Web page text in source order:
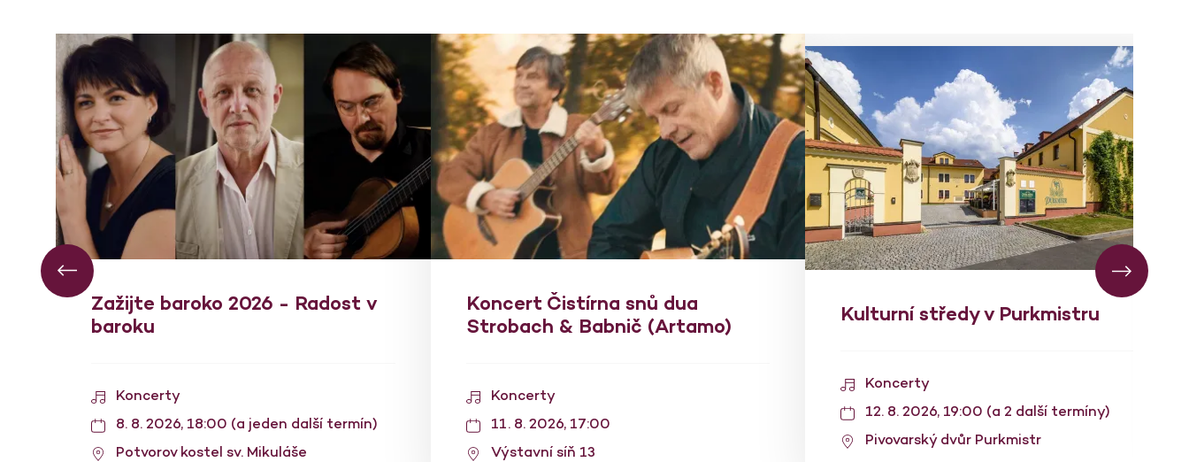
Zažijte baroko 2026 - Radost v
baroku
Koncerty
8. 8. 2026, 18:00 (a jeden další termín)
Potvorov kostel sv. Mikuláše
Koncert Čistírna snů dua
Strobach & Babnič (Artamo)
Koncerty
11. 8. 2026, 17:00
Výstavní síň 13
Kulturní středy v Purkmistru
Koncerty
12. 8. 2026, 19:00 (a 2 další termíny)
Pivovarský dvůr Purkmistr